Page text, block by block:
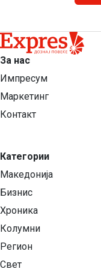
За нас
Импресум
Маркетинг
Контакт
Категории
Македонија
Бизнис
Хроника
Колумни
Регион
Свет